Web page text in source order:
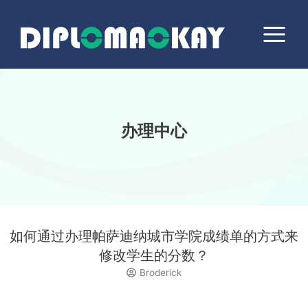
Menu
办理中心
如何通过办理帕萨迪纳城市学院成绩单的方式来
修改学生的分数？
Broderick